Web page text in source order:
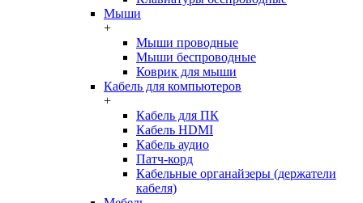
Мыши
+
Мыши проводные
Мыши беспроводные
Коврик для мыши
Кабель для компьютеров
+
Кабель для ПК
Кабель HDMI
Кабель аудио
Патч-корд
Кабельные органайзеры (держатели
кабеля)